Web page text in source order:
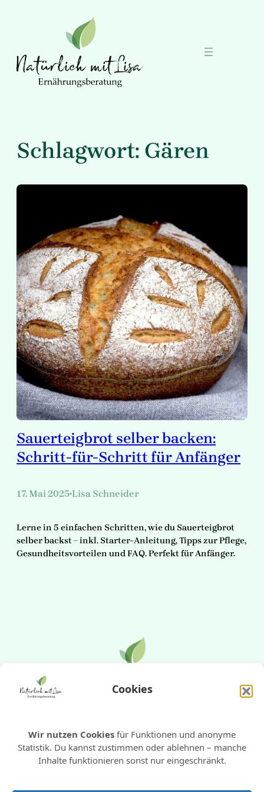
Cookies
Wir nutzen Cookies für Funktionen und anonyme
Statistik. Du kannst zustimmen oder ablehnen – manche
Inhalte funktionieren sonst nur eingeschränkt.
Schlagwort: Gären
Sauerteigbrot selber backen:
Schritt-für-Schritt für Anfänger
17. Mai 2025•Lisa Schneider
Lerne in 5 einfachen Schritten, wie du Sauerteigbrot
selber backst – inkl. Starter-Anleitung, Tipps zur Pflege,
Gesundheitsvorteilen und FAQ. Perfekt für Anfänger.
E-Mail WhatsApp InstagramPinterest